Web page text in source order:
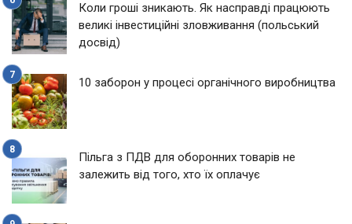
Коли гроші зникають. Як насправді працюють
великі інвестиційні зловживання (польський
досвід)
10 заборон у процесі органічного виробництва
Пільга з ПДВ для оборонних товарів не
залежить від того, хто їх оплачує